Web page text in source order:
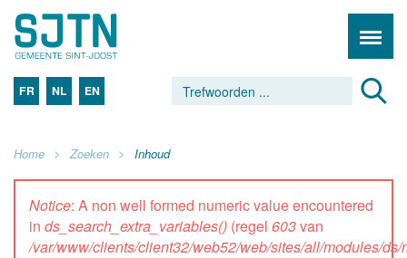
FR NL EN
Home Zoeken Inhoud
Notice: A non well formed numeric value encountered
in ds_search_extra_variables() (regel 603van
/var/www/clients/client32/web52/web/sites/all/modules/